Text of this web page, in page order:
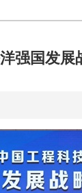
强国发展